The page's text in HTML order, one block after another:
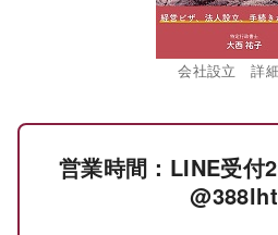
会社設立 詳
営業時間：LINE受付